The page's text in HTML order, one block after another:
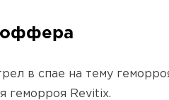
в спае на тему
геморроя Revitix.